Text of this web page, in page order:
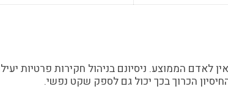
הממוצע. ניסיונם בניהול חקירות פרטיות
הכרוך בכך יכול גם לספק שקט נפשי.